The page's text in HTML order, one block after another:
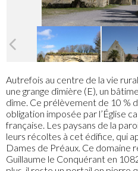
Autrefois au centre de la vie
une grange dîmière (E), un
dîme. Ce prélèvement de 10 %
obligation imposée par l’Église
française. Les paysans de la
leurs récoltes à cet édifice, qui
Dames de Préaux. Ce domaine
Guillaume le Conquérant en